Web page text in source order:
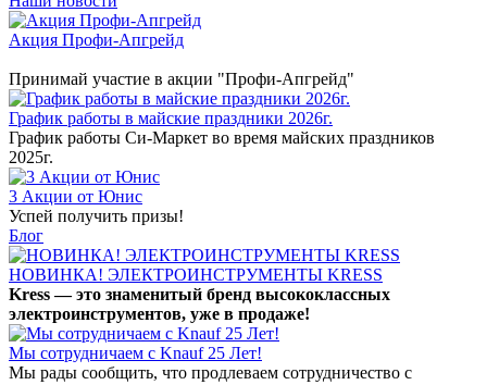
Акция Профи-Апгрейд
Принимай участие в акции "Профи-Апгрейд"
График работы в майские праздники 2026г.
График работы Си-Маркет во время майских праздников
2025г.
3 Акции от Юнис
Успей получить призы!
Блог
НОВИНКА! ЭЛЕКТРОИНСТРУМЕНТЫ KRESS
Kress — это знаменитый бренд высококлассных
электроинструментов, уже в продаже!
Мы сотрудничаем с Knauf 25 Лет!
Мы рады сообщить, что продлеваем сотрудничество с